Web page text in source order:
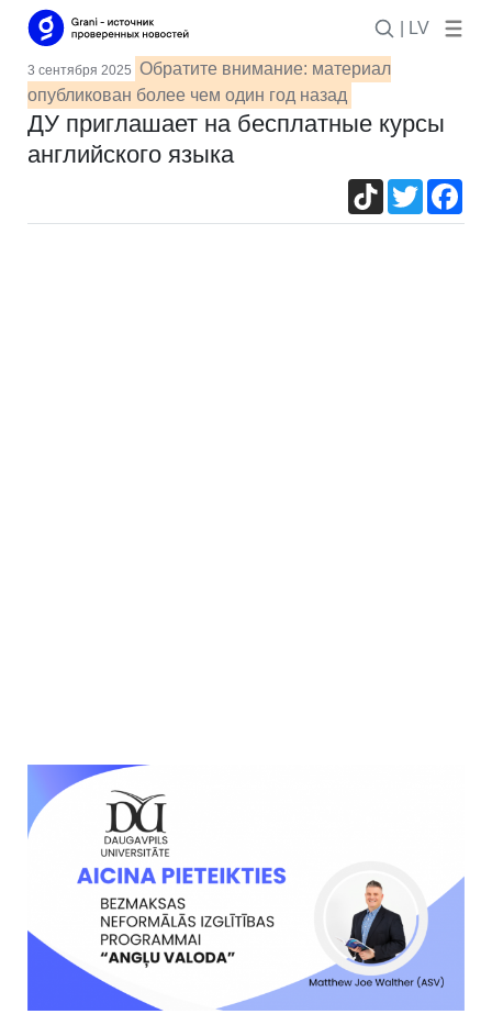
| LV
3 сентября 2025 Обратите внимание: материал
опубликован более чем один год назад
ДУ приглашает на бесплатные курсы
английского языка
TikTokTwitter